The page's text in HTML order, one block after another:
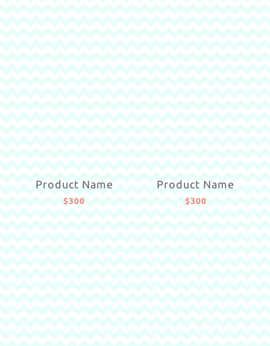
Product Name
$300
Product Name
$300